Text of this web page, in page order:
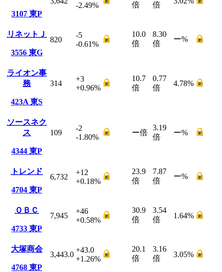
3107 東P
-2.49%
倍
倍
リネットＪ
3556 東G
820
-5
-0.61%
10.0
倍
8.30
倍
ー%
ライオン事
務
423A 東S
314
+3
+0.96%
10.7
倍
0.77
倍
4.78%
ソースネク
ス
4344 東P
109
-2
-1.80%
ー倍
3.19
倍
ー%
トレンド
4704 東P
6,732
+12
+0.18%
23.9
倍
7.87
倍
ー%
ＯＢＣ
4733 東P
7,945
+46
+0.58%
30.9
倍
3.54
倍
1.64%
大塚商会
4768 東P
3,443.0
+43.0
+1.26%
20.1
倍
3.16
倍
3.05%